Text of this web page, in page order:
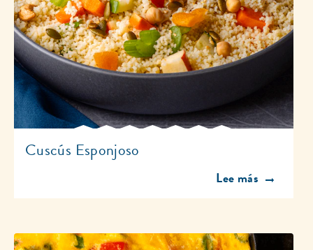
Cuscús Esponjoso
Discover more
Lee más